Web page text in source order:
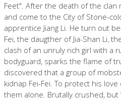
Feet". After the death of the clan
and come to the City of Stone-
apprentice Jiang Li. He turn out
Fei, the daugther of Jia-Shan Li,
clash of an unruly rich girl with a
bodyguard, sparks the flame of
discovered that a group of
kidnap Fei-Fei. To protect his
them alone. Brutally crushed, but